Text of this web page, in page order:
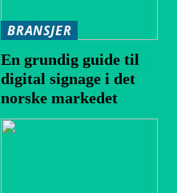
BRANSJER
En grundig guide til
digital signage i det
norske markedet